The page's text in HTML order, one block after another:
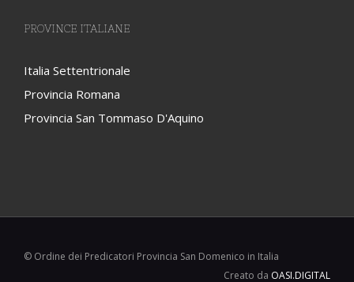
PROVINCE ITALIANE
Italia Settentrionale
Provincia Romana
Provincia San Tommaso D'Aquino
© Ordine dei Predicatori Provincia San Domenico in Italia
Creato da OASI.DIGITAL